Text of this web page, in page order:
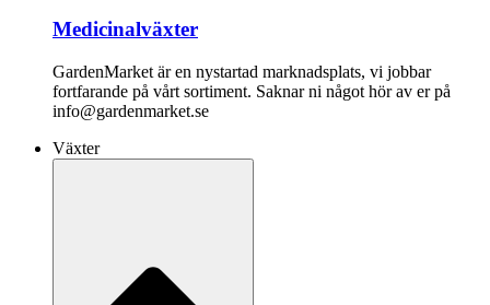
Medicinalväxter
GardenMarket är en nystartad marknadsplats, vi jobbar
fortfarande på vårt sortiment. Saknar ni något hör av er på
info@gardenmarket.se
Växter